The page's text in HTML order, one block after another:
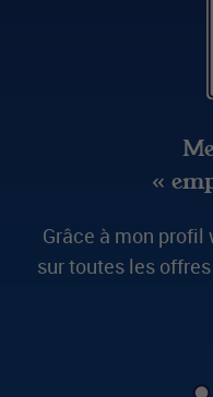
«
Grâce à mon
sur toutes les